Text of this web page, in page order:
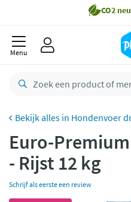
Gratis
Bestelling
CO2
Betaal
Menu
Hondenvoer
Euro-
- Rijst 12 kg
Schrijf als eerste een review